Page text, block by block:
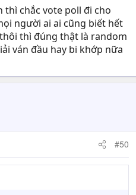
thì chắc vote poll đi cho
người ai ai cũng biết hết
thì đúng thật là random
ván đầu hay bi khớp nữa
#50